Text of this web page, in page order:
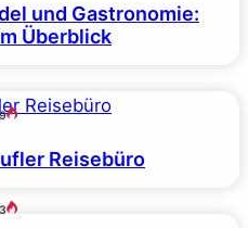
und Gastronomie:
Überblick
Reisebüro